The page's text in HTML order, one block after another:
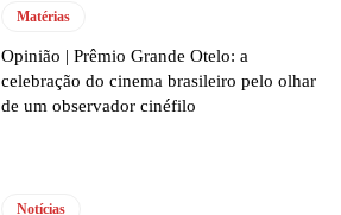
Matérias
Opinião | Prêmio Grande Otelo: a
celebração do cinema brasileiro pelo olhar
de um observador cinéfilo
Notícias